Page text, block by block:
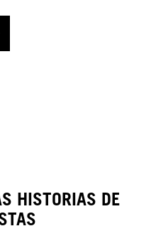
HISTORIAS DE